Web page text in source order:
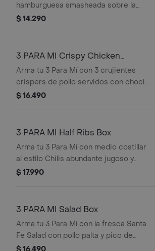
hamburguesa smasheada sobre la
plancha acompañadas de un infaltable
appetizers y bebida. Chiliemos
$ 14.290
3 PARA MI Crispy Chicken
Crisper Box
Arma tu 3 Para Mí con 3 crujientes
crispers de pollo servidos con choclo
papas fritas y una salsa a elección.
$ 16.490
3 PARA MI Half Ribs Box
Arma tu 3 Para Mí con medio costillar
al estilo Chilis abundante jugoso y
acompañado de papas fritas y salsa a
$ 17.990
3 PARA MI Salad Box
Arma tu 3 Para Mí con la fresca Santa
Fe Salad con pollo palta y pico de
gallo en una ensalada vibrante